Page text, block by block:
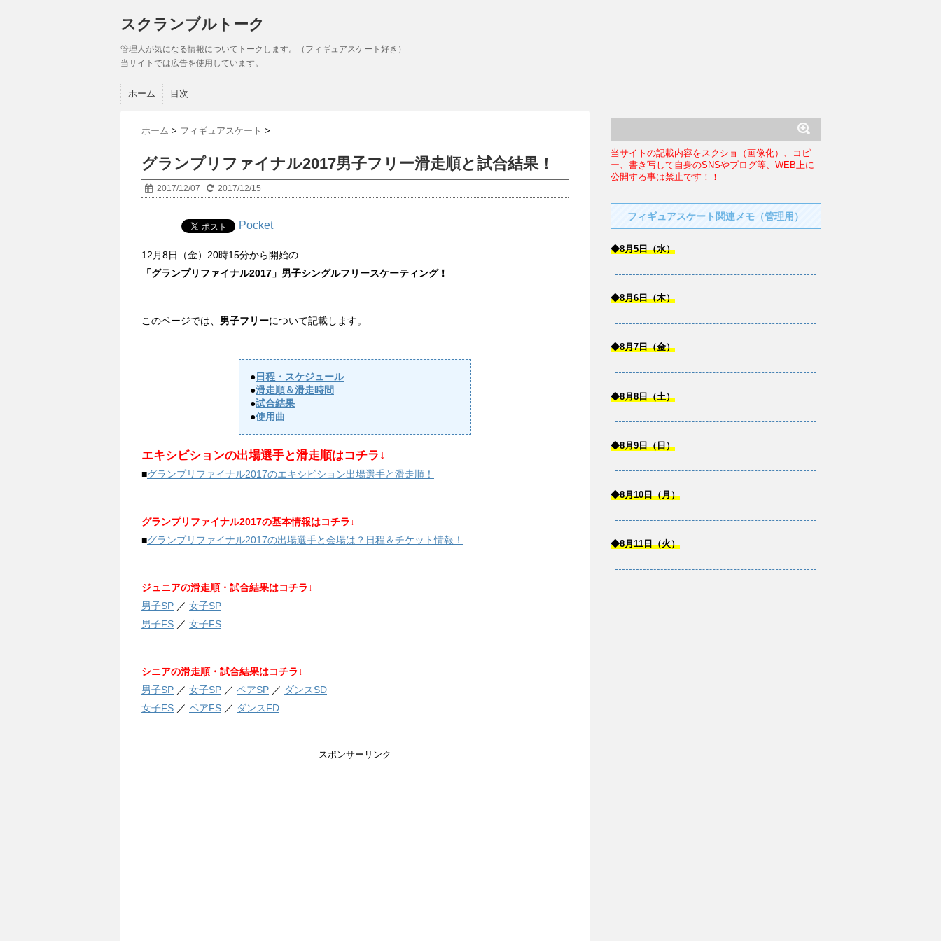
スクランブルトーク
管理人が気になる情報についてトークします。（フィギュアスケート好き）
当サイトでは広告を使用しています。
ホーム 目次
ホーム > フィギュアスケート >
グランプリファイナル2017男子フリー滑走順と試合結果！
2017/12/07 2017/12/15
Pocket
12月8日（金）20時15分から開始の
「グランプリファイナル2017」男子シングルフリースケーティング！
このページでは、 男子フリーについて記載します。
●日程・スケジュール
●滑走順＆滑走時間
●試合結果
●使用曲
エキシビションの出場選手と滑走順はコチラ↓
■グランプリファイナル2017のエキシビション出場選手と滑走順！
グランプリファイナル2017の基本情報はコチラ↓
■グランプリファイナル2017の出場選手と会場は？日程＆チケット情報！
ジュニアの滑走順・試合結果はコチラ↓
男子SP ／ 女子SP
男子FS ／ 女子FS
シニアの滑走順・試合結果はコチラ↓
男子SP ／ 女子SP ／ ペアSP ／ ダンスSD
女子FS ／ ペアFS ／ ダンスFD
スポンサーリンク
当サイトの記載内容をスクショ（画像化）、コピ
ー、書き写して自身のSNSやブログ等、WEB上に
公開する事は禁止です！！
フィギュアスケート関連メモ（管理用）
◆8月5日（水）
◆8月6日（木）
◆8月7日（金）
◆8月8日（土）
◆8月9日（日）
◆8月10日（月）
◆8月11日（火）